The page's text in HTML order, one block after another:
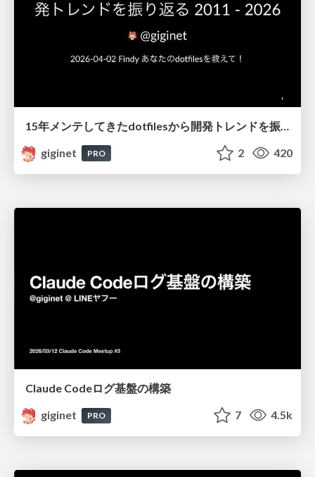
giginet
PRO 2 420
Claude Codeログ基盤の構築
giginet
PRO 7 4.5k